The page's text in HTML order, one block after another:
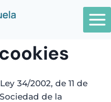
34/2002, de 11 de
de la